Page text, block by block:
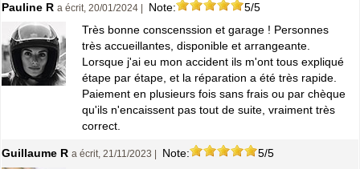
Pauline R a écrit, 20/01/2024 | Note:
5/5
Très bonne conscenssion et garage ! Personnes
très accueillantes, disponible et arrangeante.
Lorsque j'ai eu mon accident ils m'ont tous expliqué
étape par étape, et la réparation a été très rapide.
Paiement en plusieurs fois sans frais ou par chèque
qu'ils n'encaissent pas tout de suite, vraiment très
correct.
Guillaume R a écrit, 21/11/2023 | Note:
5/5